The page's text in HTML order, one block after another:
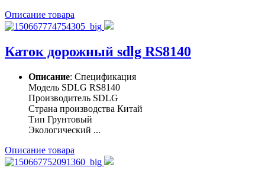
Описание товара
Каток дорожный sdlg RS8140
Описание: Спецификация
Модель SDLG RS8140
Производитель SDLG
Страна производства Китай
Тип Грунтовый
Экологический ...
Описание товара